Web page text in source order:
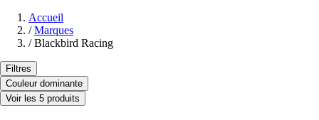
Accueil
/ Marques
/ Blackbird Racing
Filtres
Couleur dominante
Voir les 5 produits